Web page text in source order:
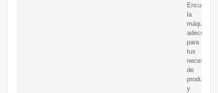
Encuentra
la
máquina
adecuada
para
tus
de
producción
y